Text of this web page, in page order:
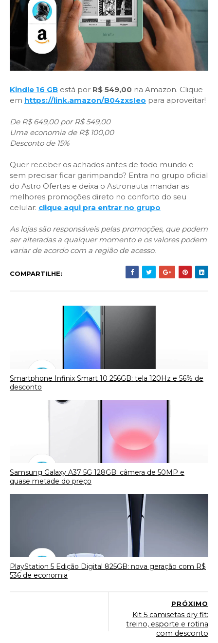
Kindle 16 GB está por R$ 549,00 na Amazon. Clique
em https://link.amazon/B04zxsIeo para aproveitar!
De R$ 649,00 por R$ 549,00
Uma economia de R$ 100,00
Desconto de 15%
Quer receber os achados antes de todo mundo e
sem precisar ficar garimpando? Entra no grupo oficial
do Astro Ofertas e deixa o Astronauta mandar as
melhores promoções direto no conforto do seu
celular: clique aqui pra entrar no grupo
As lojas são responsáveis pelas promoções, que podem
ser alteradas a qualquer momento e os valores podem
variar de acordo com a região de acesso.
COMPARTILHE:
Smartphone Infinix Smart 10 256GB: tela 120Hz e 56% de
desconto
Samsung Galaxy A37 5G 128GB: câmera de 50MP e
quase metade do preço
PlayStation 5 Edição Digital 825GB: nova geração com R$
536 de economia
PRÓXIMO
Kit 5 camisetas dry fit:
treino, esporte e rotina
com desconto